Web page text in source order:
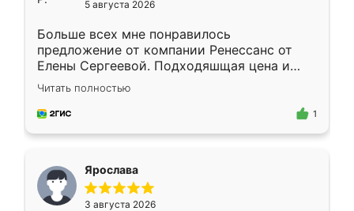
5 августа 2026
Больше всех мне понравилось
предложение от компании Ренессанс от
Елены Сергеевой. Подходяшщая цена и
короткие сроки изготовления. Приехавший
для замера сотрудник Владислав
предложил по моему эскизу самый
Читать полностью
1
Ярослава
3 августа 2026